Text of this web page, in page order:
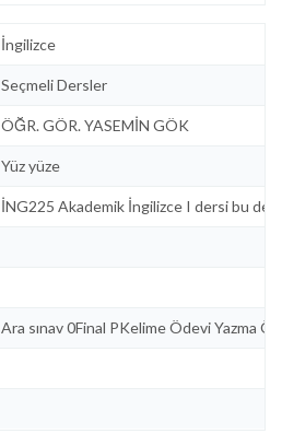
İngilizce
Seçmeli Dersler
ÖĞR. GÖR. YASEMİN GÖK
Yüz yüze
İNG225 Akademik İngilizce I dersi bu
Ara sınav 0Final PKelime Ödevi Yazma